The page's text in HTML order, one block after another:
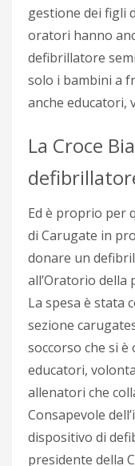
gestione dei figli
oratori hanno
defibrillatore
solo i bambini a
anche educatori,
La Croce
Ed è proprio per
di Carugate in
donare un
all’Oratorio della
La spesa è stata
sezione
soccorso che si
educatori,
allenatori che
Consapevole
dispositivo di
presidente della